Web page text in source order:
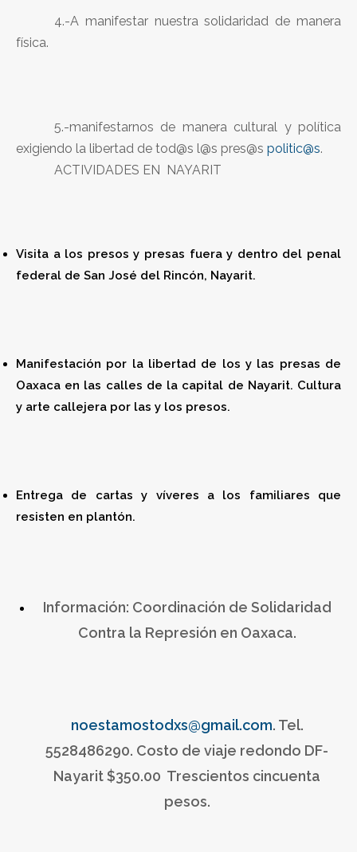
4.-A manifestar nuestra solidaridad de manera
física.
5.-manifestarnos de manera cultural y política
exigiendo la libertad de tod@s l@s pres@s politic@s.
ACTIVIDADES EN NAYARIT
Visita a los presos y presas fuera y dentro del penal
federal de San José del Rincón, Nayarit.
Manifestación por la libertad de los y las presas de
Oaxaca en las calles de la capital de Nayarit. Cultura
y arte callejera por las y los presos.
Entrega de cartas y víveres a los familiares que
resisten en plantón.
Información: Coordinación de Solidaridad
Contra la Represión en Oaxaca.
noestamostodxs@gmail.com. Tel.
5528486290. Costo de viaje redondo DF-
Nayarit $350.00 Trescientos cincuenta
pesos.